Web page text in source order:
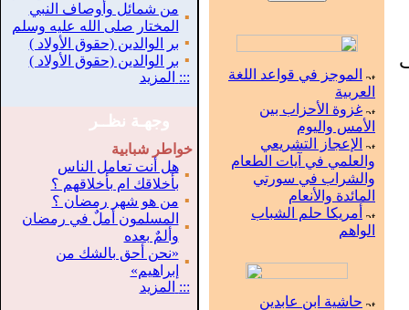
▪
من شمائل وأوصاف النبي
المختار صلى الله عليه وسلم
▪ بر الوالدين (حقوق الأولاد )
▪ بر الوالدين (حقوق الأولاد )
::: المزيد
وجهـة نظــر
خواطر شبابية
▪
هل أنت تعامل الناس
بأخلاقك ام بأخلاقهم ؟
▪ من هو شهر رمضان ؟
▪
المسلمون أملٌ في رمضان
وألمٌ بعده
▪
«نحن أحق بالشك من
إبراهيم»
::: المزيد
الموجز في قواعد اللغة
العربية
غزوة الأحزاب بين
الأمس واليوم
الإعجاز التشريعي
والعلمي في آيات الطعام
والشراب في سورتي
المائدة والأنعام
أمريكا حلم الشباب
الواهم
حاشية ابن عابدين